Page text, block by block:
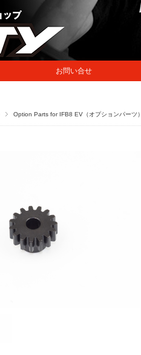
お問い合せ
Option Parts for IFB8 EV（オプションパーツ）